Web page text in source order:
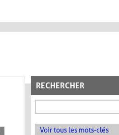
RECHERCHER
Voir tous les mots-clés